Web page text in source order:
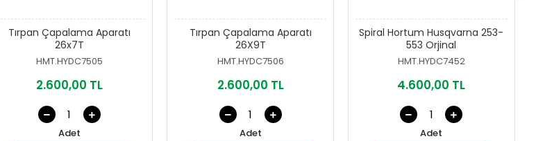
Tırpan Çapalama Aparatı
26x7T
HMT.HYDC7505
2.600,00 TL
Adet
Tırpan Çapalama Aparatı
26X9T
HMT.HYDC7506
2.600,00 TL
Adet
Spiral Hortum Husqvarna 253-
553 Orjinal
HMT.HYDC7452
4.600,00 TL
Adet